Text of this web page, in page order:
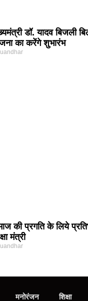
डॉ. यादव बिजली
का करेंगे शुभारंभ
की प्रगति के लिये
मंत्री
मनोरंजन शिक्षा